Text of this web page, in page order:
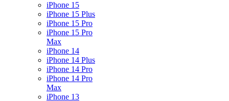
iPhone 15
iPhone 15 Plus
iPhone 15 Pro
iPhone 15 Pro
Max
iPhone 14
iPhone 14 Plus
iPhone 14 Pro
iPhone 14 Pro
Max
iPhone 13